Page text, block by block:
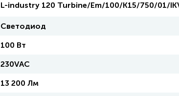
L-industry 120 Turbine/Em/100/К15/750/01/
Светодиод
100 Вт
230VAC
13 200 Лм